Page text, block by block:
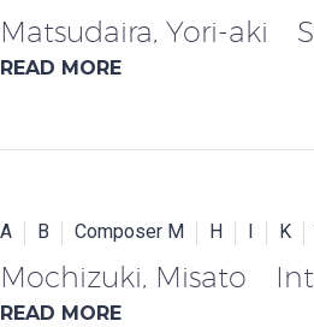
Matsudaira, Yori-aki
READ MORE
A B Composer M H K
Mochizuki, Misato
READ MORE